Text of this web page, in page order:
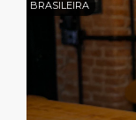
BRASILEIRA